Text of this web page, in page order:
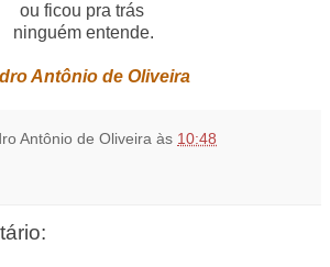
ou ficou pra trás
ninguém entende.
Antônio de Oliveira
Antônio de Oliveira às 10:48